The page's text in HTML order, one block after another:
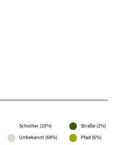
Schotter (20%)
Straße (2%)
Unbekannt (69%)
Pfad (6%)